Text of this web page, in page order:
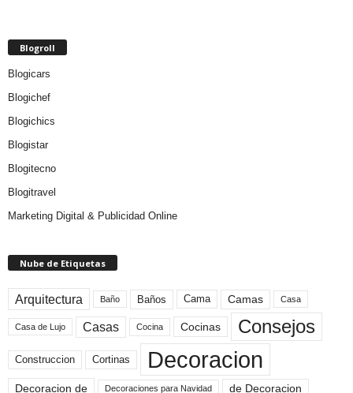
Blogroll
Blogicars
Blogichef
Blogichics
Blogistar
Blogitecno
Blogitravel
Marketing Digital & Publicidad Online
Nube de Etiquetas
Arquitectura Baño Baños Cama Camas Casa
Casa de Lujo Casas Cocina Cocinas Consejos
Construccion Cortinas Decoracion
Decoracion de Decoraciones para Navidad de Decoracion